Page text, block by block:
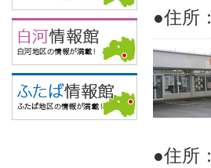
●住所：
●住所：